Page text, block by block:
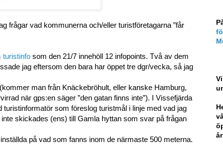
frågar vad kommunerna och/eller turistföretagarna ”får
turistinfo som den 21/7 innehöll 12 infopoints. Två av dem
jag eftersom den bara har öppet tre dgr/vecka, så jag
man från Knäckebröhult, eller kanske Hamburg,
när gps:en säger ”den gatan finns inte”). I Vissefjärda
turistinformatör som föreslog turistmål i linje med vad jag
skickades (ens) till Gamla hyttan som svar på frågan
på vad som fanns inom de närmaste 500 meterna.